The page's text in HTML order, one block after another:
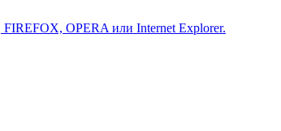
OPERA или Internet Explorer.